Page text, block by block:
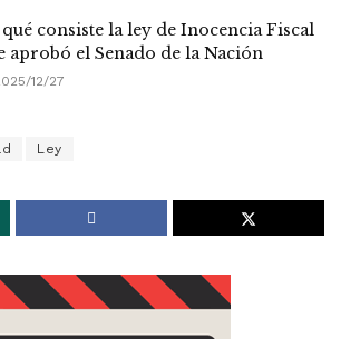
consiste la ley de Inocencia Fiscal
aprobó el Senado de la Nación
12/27
Ley